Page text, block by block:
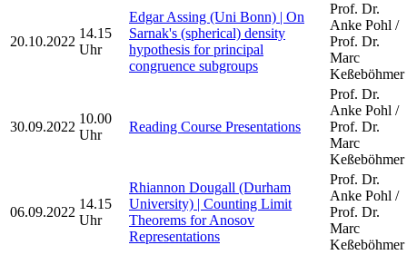
20.10.2022
14.15
Uhr
Edgar Assing (Uni Bonn) | On
Sarnak's (spherical) density
hypothesis for principal
congruence subgroups
Prof. Dr.
Anke Pohl /
Prof. Dr.
Marc
Keßeböhmer
30.09.2022
10.00
Uhr
Reading Course Presentations
Prof. Dr.
Anke Pohl /
Prof. Dr.
Marc
Keßeböhmer
06.09.2022
14.15
Uhr
Rhiannon Dougall (Durham
University) | Counting Limit
Theorems for Anosov
Representations
Prof. Dr.
Anke Pohl /
Prof. Dr.
Marc
Keßeböhmer